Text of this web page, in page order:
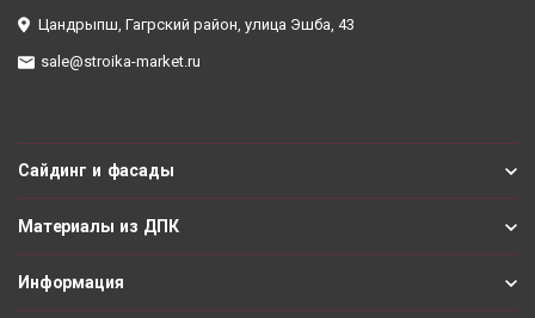
Цандрыпш, Гагрский район, улица Эшба, 43
sale@stroika-market.ru
Сайдинг и фасады
Материалы из ДПК
Информация